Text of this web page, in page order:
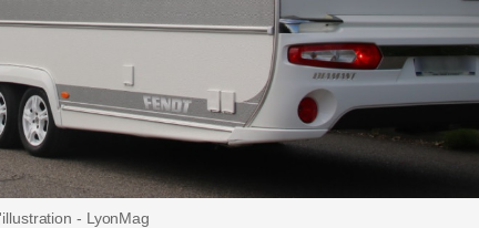
- LyonMag